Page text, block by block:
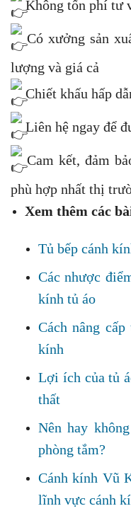
Không tốn phí tư
Có xưởng sản
lượng và giá cả
Chiết khấu hấp
Liên hệ ngay để
Cam kết, đảm
phù hợp nhất thị
Xem thêm các
Tủ bếp cánh
Các nhược
kính tủ áo
Cách nâng
kính
Lợi ích của tủ
thất
Nên hay
phòng tắm?
Cánh kính Vũ
lĩnh vực cánh